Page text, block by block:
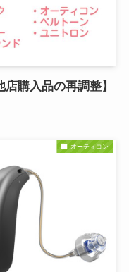
購入品の再調整】
オーティコン